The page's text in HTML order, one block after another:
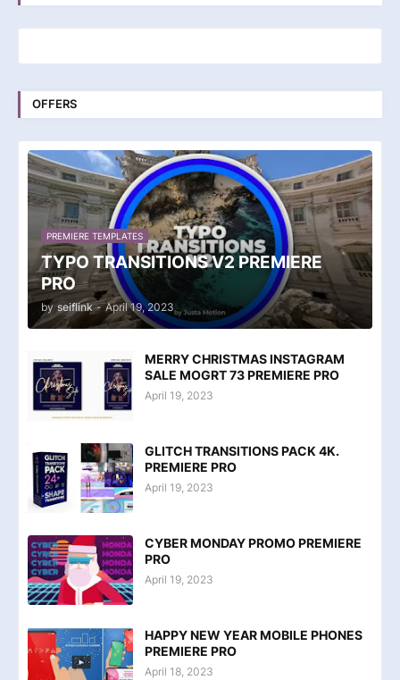
OFFERS
PREMIERE TEMPLATES
TYPO TRANSITIONS V2 PREMIERE
PRO
by seiflink - April 19, 2023
MERRY CHRISTMAS INSTAGRAM
SALE MOGRT 73 PREMIERE PRO
April 19, 2023
GLITCH TRANSITIONS PACK 4K.
PREMIERE PRO
April 19, 2023
CYBER MONDAY PROMO PREMIERE
PRO
April 19, 2023
HAPPY NEW YEAR MOBILE PHONES
PREMIERE PRO
April 18, 2023